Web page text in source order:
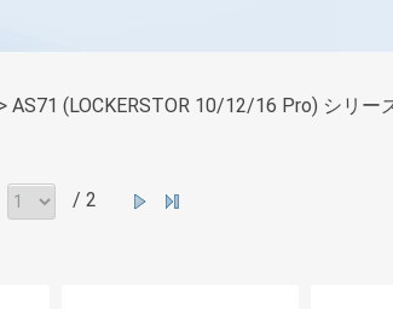
> AS71 (LOCKERSTOR 10/12/16 Pro) シリー
/ 2